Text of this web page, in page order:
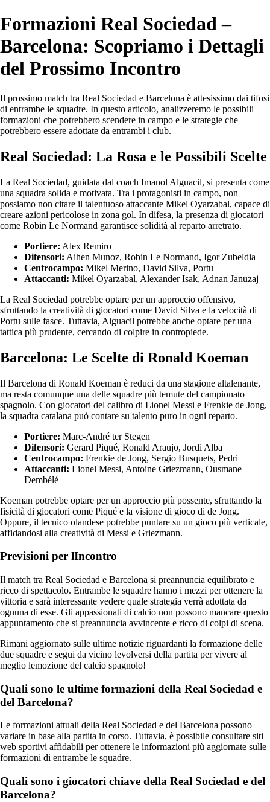
Formazioni Real Sociedad –
Barcelona: Scopriamo i Dettagli
del Prossimo Incontro
Il prossimo match tra Real Sociedad e Barcelona è attesissimo dai tifosi
di entrambe le squadre. In questo articolo, analizzeremo le possibili
formazioni che potrebbero scendere in campo e le strategie che
potrebbero essere adottate da entrambi i club.
Real Sociedad: La Rosa e le Possibili Scelte
La Real Sociedad, guidata dal coach Imanol Alguacil, si presenta come
una squadra solida e motivata. Tra i protagonisti in campo, non
possiamo non citare il talentuoso attaccante Mikel Oyarzabal, capace di
creare azioni pericolose in zona gol. In difesa, la presenza di giocatori
come Robin Le Normand garantisce solidità al reparto arretrato.
Portiere: Alex Remiro
Difensori: Aihen Munoz, Robin Le Normand, Igor Zubeldia
Centrocampo: Mikel Merino, David Silva, Portu
Attaccanti: Mikel Oyarzabal, Alexander Isak, Adnan Januzaj
La Real Sociedad potrebbe optare per un approccio offensivo,
sfruttando la creatività di giocatori come David Silva e la velocità di
Portu sulle fasce. Tuttavia, Alguacil potrebbe anche optare per una
tattica più prudente, cercando di colpire in contropiede.
Barcelona: Le Scelte di Ronald Koeman
Il Barcelona di Ronald Koeman è reduci da una stagione altalenante,
ma resta comunque una delle squadre più temute del campionato
spagnolo. Con giocatori del calibro di Lionel Messi e Frenkie de Jong,
la squadra catalana può contare su talento puro in ogni reparto.
Portiere: Marc-André ter Stegen
Difensori: Gerard Piqué, Ronald Araujo, Jordi Alba
Centrocampo: Frenkie de Jong, Sergio Busquets, Pedri
Attaccanti: Lionel Messi, Antoine Griezmann, Ousmane
Dembélé
Koeman potrebbe optare per un approccio più possente, sfruttando la
fisicità di giocatori come Piqué e la visione di gioco di de Jong.
Oppure, il tecnico olandese potrebbe puntare su un gioco più verticale,
affidandosi alla creatività di Messi e Griezmann.
Previsioni per lIncontro
Il match tra Real Sociedad e Barcelona si preannuncia equilibrato e
ricco di spettacolo. Entrambe le squadre hanno i mezzi per ottenere la
vittoria e sarà interessante vedere quale strategia verrà adottata da
ognuna di esse. Gli appassionati di calcio non possono mancare questo
appuntamento che si preannuncia avvincente e ricco di colpi di scena.
Rimani aggiornato sulle ultime notizie riguardanti la formazione delle
due squadre e segui da vicino levolversi della partita per vivere al
meglio lemozione del calcio spagnolo!
Quali sono le ultime formazioni della Real Sociedad e
del Barcelona?
Le formazioni attuali della Real Sociedad e del Barcelona possono
variare in base alla partita in corso. Tuttavia, è possibile consultare siti
web sportivi affidabili per ottenere le informazioni più aggiornate sulle
formazioni di entrambe le squadre.
Quali sono i giocatori chiave della Real Sociedad e del
Barcelona?